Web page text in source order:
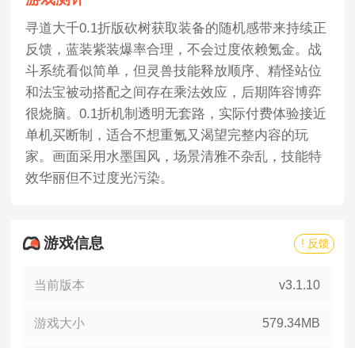
寻道大千0.1折版砍树获取装备的随机感带来持续正
反馈，蓝装紫装爆率合理，不会过度依赖氪金。战
斗系统看似简单，但灵兽技能释放顺序、精怪站位
和法宝被动搭配之间存在乘法效应，后期阵容博弈
很烧脑。0.1折机制透明无套路，实际付费体验接近
单机买断制，适合不想重氪又渴望完整内容的玩
家。画面采用水墨国风，场景清雅不杂乱，技能特
效华丽但不过度光污染。
游戏信息 ! 反馈
当前版本 v3.1.10
游戏大小 579.34MB